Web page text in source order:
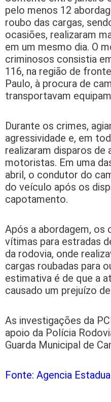
pelo menos 12
roubo das cargas,
ocasiões, realizaram
em um mesmo dia. O
criminosos consistia
116, na região de
Paulo, à procura de
transportavam
Durante os crimes,
agressividade e, em
realizaram disparos
motoristas. Em uma
abril, o condutor do
do veículo após os
capotamento.
Após a abordagem, os
vítimas para estradas
da rodovia, onde
cargas roubadas para
estimativa é de que a
causado um prejuízo
As investigações da
apoio da Polícia
Guarda Municipal de
Fonte: Agencia